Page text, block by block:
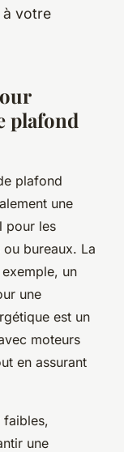
à votre
plafond
plafond
une
pour les
bureaux. La
un
une
est un
moteurs
en assurant
faibles,
une